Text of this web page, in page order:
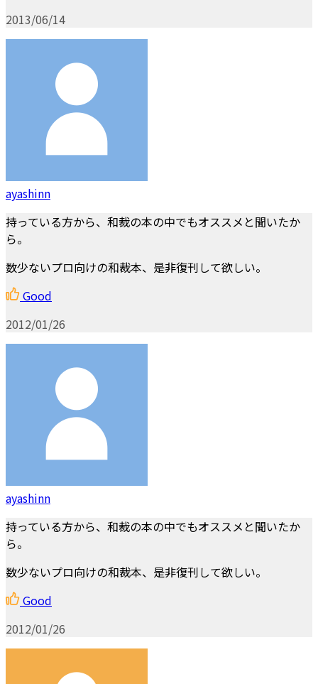
2013/06/14
ayashinn
持っている方から、和裁の本の中でもオススメと聞いたか
ら。
数少ないプロ向けの和裁本、是非復刊して欲しい。
Good
2012/01/26
ayashinn
持っている方から、和裁の本の中でもオススメと聞いたか
ら。
数少ないプロ向けの和裁本、是非復刊して欲しい。
Good
2012/01/26